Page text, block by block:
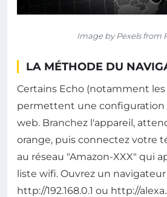
Image by Pexels from
LA MÉTHODE DU
Certains Echo (notamment les
permettent une configuration
web. Branchez l'appareil,
orange, puis connectez votre
au réseau "Amazon-XXX" qui
liste wifi. Ouvrez un
http://192.168.0.1 ou http://